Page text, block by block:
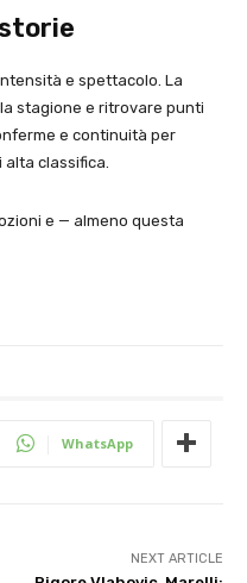
e spettacolo. La
stagione e ritrovare punti
e continuità per
classifica.
e — almeno questa
WhatsApp
NEXT ARTICLE